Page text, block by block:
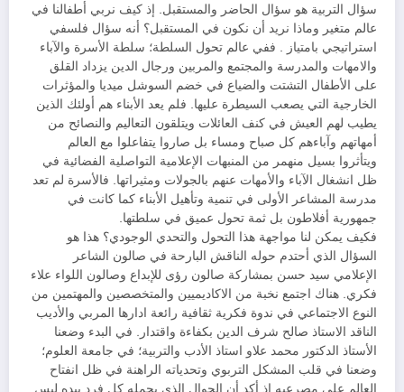
سؤال التربية هو سؤال الحاضر والمستقبل. إذ كيف نربي أطفالنا في
عالم متغير وماذا نريد أن نكون في المستقبل؟ أنه سؤال فلسفي
استراتيجي بامتياز . ففي عالم تحول السلطة؛ سلطة الأسرة والآباء
والامهات والمدرسة والمجتمع والمربين ورجال الدين يزداد القلق
على الأطفال التشتت والضياع في خضم السوشل ميديا والمؤثرات
الخارجية التي يصعب السيطرة عليها. فلم يعد الأبناء هم أولئك الذين
يطيب لهم العيش في كنف العائلات ويتلقون التعاليم والنصائح من
أمهاتهم وآباءهم كل صباح ومساء بل صاروا يتفاعلوا مع العالم
ويتأثروا بسيل منهمر من المنبهات الإعلامية التواصلية الفضائية في
ظل انشغال الآباء والأمهات عنهم بالجولات ومثيراتها. فالأسرة لم تعد
مدرسة المشاعر الأولى في تنمية وتأهيل الأبناء كما كانت في
جمهورية أفلاطون بل ثمة تحول عميق في سلطتها.
فكيف يمكن لنا مواجهة هذا التحول والتحدي الوجودي؟ هذا هو
السؤال الذي أحتدم حوله الناقش البارحة في صالون الشاعر
الإعلامي سيد حسن بمشاركة صالون رؤى للإبداع وصالون اللواء علاء
فكري. هناك اجتمع نخبة من الاكاديميين والمتخصصين والمهتمين من
النوع الاجتماعي في ندوة فكرية ثقافية رائعة ادارها المربي والأديب
الناقد الاستاذ صالح شرف الدين بكفاءة واقتدار. في البدء وضعنا
الأستاذ الدكتور محمد علاو استاذ الأدب والتربية؛ في جامعة العلوم؛
وضعنا في قلب المشكل التربوي وتحدياته الراهنة في ظل انفتاح